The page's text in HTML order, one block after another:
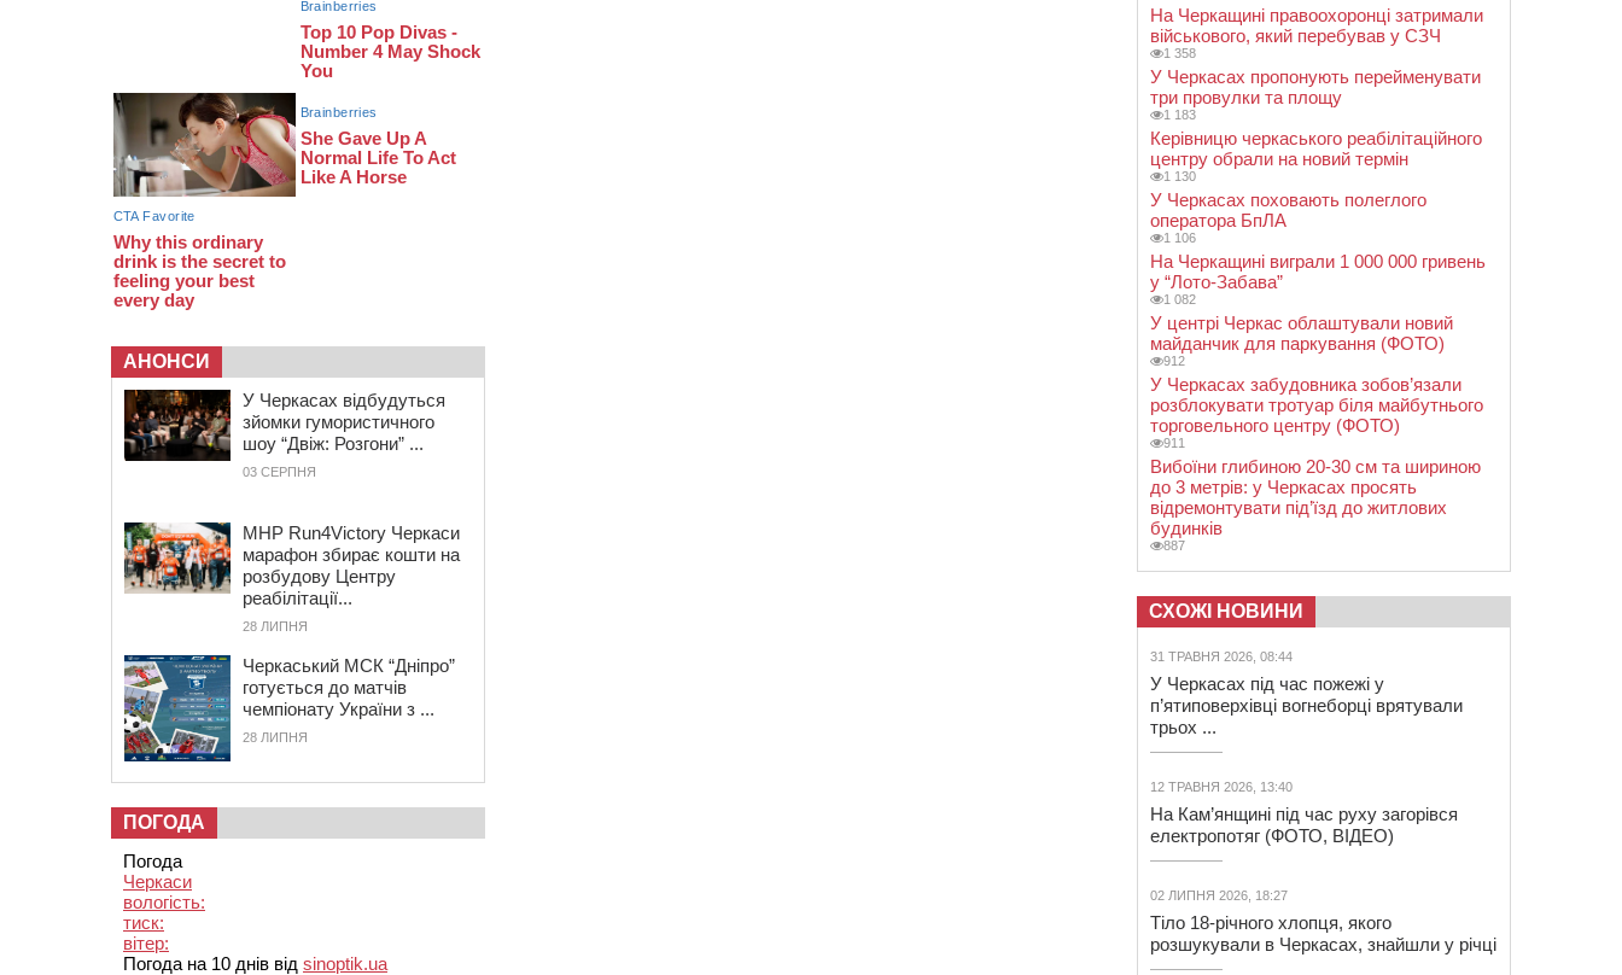
06 СЕРПНЯ 2026, ЧЕТВЕР
Вісім медалей, з яких чотири
золоті: черкаські спортсмени
тріумфували на чемпіонаті України
АНОНСИ
У Черкасах відбудуться
зйомки гумористичного
шоу “Двіж: Розгони” ...
03 СЕРПНЯ
MHP Run4Victory Черкаси
марафон збирає кошти на
розбудову Центру
реабілітації...
28 ЛИПНЯ
Черкаський МСК “Дніпро”
готується до матчів
чемпіонату України з ...
28 ЛИПНЯ
ПОГОДА
Погода
Черкаси
вологість:
тиск:
вітер:
Погода на 10 днів від sinoptik.ua
На Черкащині правоохоронці затримали
військового, який перебував у СЗЧ
1 358
У Черкасах пропонують перейменувати
три провулки та площу
1 183
Керівницю черкаського реабілітаційного
центру обрали на новий термін
1 130
У Черкасах поховають полеглого
оператора БпЛА
1 106
На Черкащині виграли 1 000 000 гривень
у “Лото-Забава”
1 082
У центрі Черкас облаштували новий
майданчик для паркування (ФОТО)
912
У Черкасах забудовника зобов’язали
розблокувати тротуар біля майбутнього
торговельного центру (ФОТО)
911
Вибоїни глибиною 20-30 см та шириною
до 3 метрів: у Черкасах просять
відремонтувати під’їзд до житлових
будинків
887
СХОЖІ НОВИНИ
31 ТРАВНЯ 2026, 08:44
У Черкасах під час пожежі у
п’ятиповерхівці вогнеборці врятували
трьох ...
12 ТРАВНЯ 2026, 13:40
На Кам’янщині під час руху загорівся
електропотяг (ФОТО, ВІДЕО)
02 ЛИПНЯ 2026, 18:27
Тіло 18-річного хлопця, якого
розшукували в Черкасах, знайшли у річці